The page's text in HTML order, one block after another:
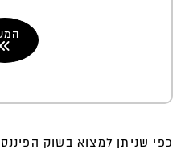
כפי שניתן למצוא בשוק